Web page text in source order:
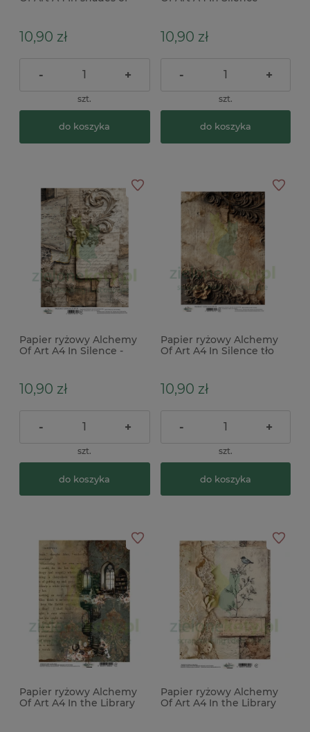
10,90 zł
- +
szt.
do koszyka
10,90 zł
- +
szt.
do koszyka
Papier ryżowy Alchemy
Of Art A4 In Silence -
10,90 zł
- +
szt.
do koszyka
Papier ryżowy Alchemy
Of Art A4 In Silence tło
10,90 zł
- +
szt.
do koszyka
Papier ryżowy Alchemy
Of Art A4 In the Library
Papier ryżowy Alchemy
Of Art A4 In the Library